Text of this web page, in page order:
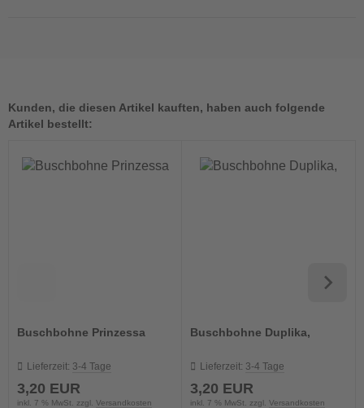
Kunden, die diesen Artikel kauften, haben auch folgende
Artikel bestellt:
Buschbohne Prinzessa
Lieferzeit: 3-4 Tage
3,20 EUR
inkl. 7 % MwSt. zzgl. Versandkosten
Buschbohne Duplika,
Lieferzeit: 3-4 Tage
3,20 EUR
inkl. 7 % MwSt. zzgl. Versandkosten